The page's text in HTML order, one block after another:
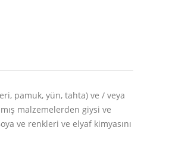
pamuk, yün, tahta) ve / veya
malzemelerden giysi ve
ve renkleri ve elyaf kimyasını